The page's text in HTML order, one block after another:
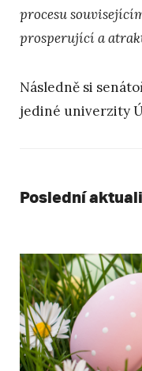
procesu
prosperující a
Následně si
jediné univerzity
Poslední